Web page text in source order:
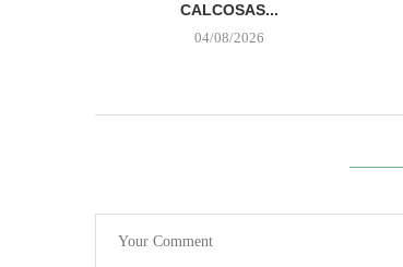
CALCOSAS...
04/08/2026